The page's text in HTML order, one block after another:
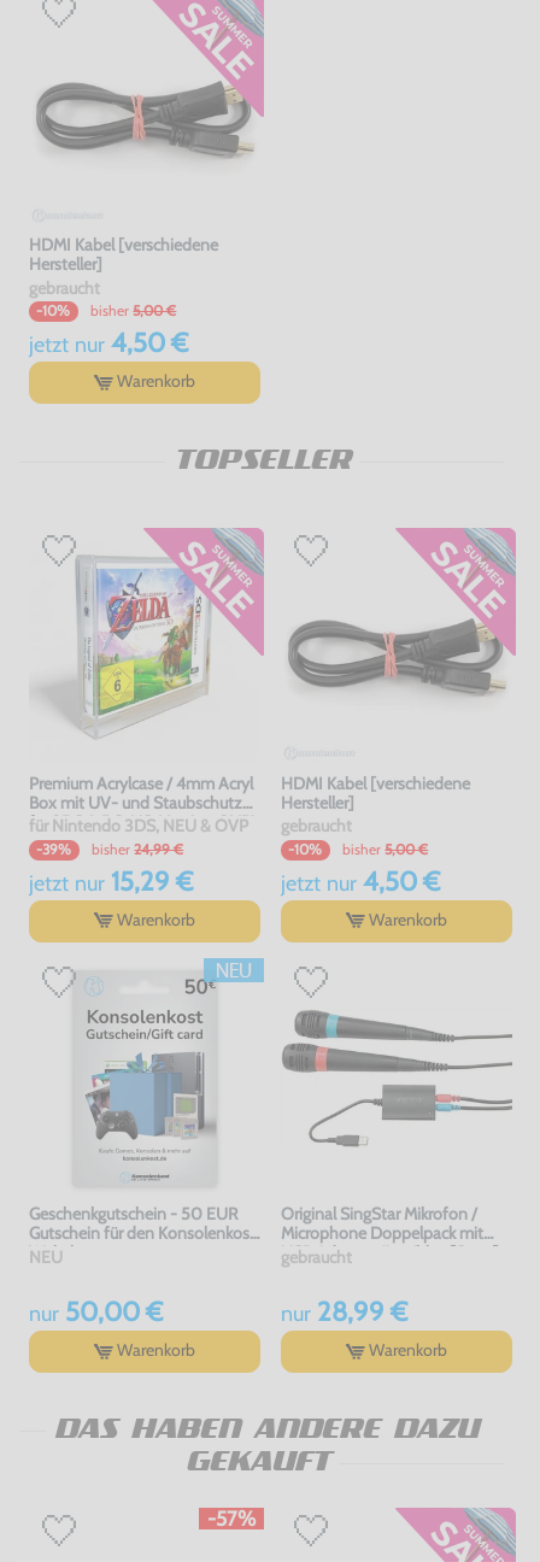
HDMI Kabel [verschiedene
Hersteller]
gebraucht
-10% bisher 5,00 €
jetzt nur4,50 €
Warenkorb
TOPSELLER
Premium Acrylcase / 4mm Acryl
Box mit UV- und Staubschutz
für 3DS & DS-US-Version OVP's
für Nintendo 3DS, NEU & OVP
-39% bisher 24,99 €
jetzt nur15,29 €
Warenkorb
HDMI Kabel [verschiedene
Hersteller]
gebraucht
-10% bisher 5,00 €
jetzt nur4,50 €
Warenkorb
Geschenkgutschein - 50 EUR
Gutschein für den Konsolenkost
Webshop
NEU
nur50,00 €
Warenkorb
Original SingStar Mikrofon /
Microphone Doppelpack mit
USB Adapter #rot/blau [Sony]
gebraucht
nur28,99 €
Warenkorb
DAS HABEN ANDERE DAZU
GEKAUFT
-57%